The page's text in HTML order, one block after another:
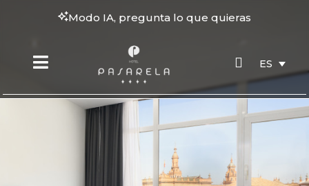
Modo IA, pregunta lo que quieras
ES